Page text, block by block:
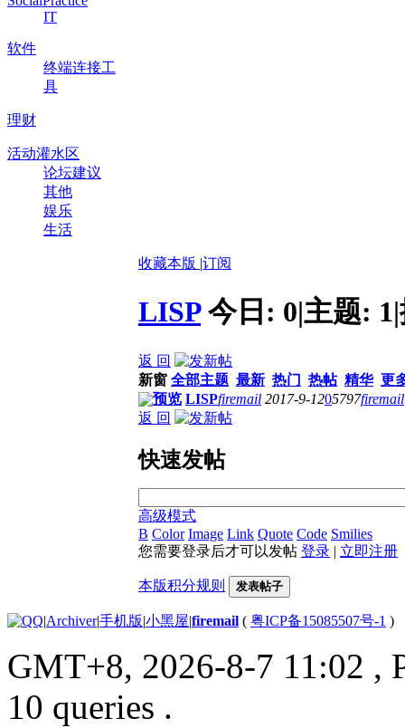
IT
软件
终端连接工
具
理财
活动灌水区
论坛建议
其他
娱乐
生活
收藏本版 |订阅
LISP 今日: 0|主题: 1|
返 回
新窗 全部主题 最新 热门 热帖 精华 更
预览 LISPfiremail 2017-9-1205797firemail
返 回
快速发帖
高级模式
B Color Image Link Quote Code Smilies
您需要登录后才可以发帖 登录 | 立即注册
本版积分规则 发表帖子
|Archiver|手机版|小黑屋|firemail ( 粤ICP备15085507号-1 )
GMT+8, 2026-8-7 11:02 ,
10 queries .